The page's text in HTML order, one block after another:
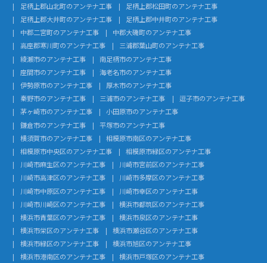
足柄上郡山北町のアンテナ工事
足柄上郡松田町のアンテナ工事
足柄上郡大井町のアンテナ工事
足柄上郡中井町のアンテナ工事
中郡二宮町のアンテナ工事
中郡大磯町のアンテナ工事
高座郡寒川町のアンテナ工事
三浦郡葉山町のアンテナ工事
綾瀬市のアンテナ工事
南足柄市のアンテナ工事
座間市のアンテナ工事
海老名市のアンテナ工事
伊勢原市のアンテナ工事
厚木市のアンテナ工事
秦野市のアンテナ工事
三浦市のアンテナ工事
逗子市のアンテナ工事
茅ヶ崎市のアンテナ工事
小田原市のアンテナ工事
鎌倉市のアンテナ工事
平塚市のアンテナ工事
横須賀市のアンテナ工事
相模原市南区のアンテナ工事
相模原市中央区のアンテナ工事
相模原市緑区のアンテナ工事
川崎市麻生区のアンテナ工事
川崎市宮前区のアンテナ工事
川崎市高津区のアンテナ工事
川崎市多摩区のアンテナ工事
川崎市中原区のアンテナ工事
川崎市幸区のアンテナ工事
川崎市川崎区のアンテナ工事
横浜市都筑区のアンテナ工事
横浜市青葉区のアンテナ工事
横浜市泉区のアンテナ工事
横浜市栄区のアンテナ工事
横浜市瀬谷区のアンテナ工事
横浜市緑区のアンテナ工事
横浜市旭区のアンテナ工事
横浜市港南区のアンテナ工事
横浜市戸塚区のアンテナ工事